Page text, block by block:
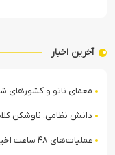
آخرین اخبار
معمای ناتو و کشورهای
دانش نظامی: ناوشکن
عملیات‌های ۴۸ ساعت اخیر نیروهای مسلح یمن علیه ائتلاف سعودی + ویدیو